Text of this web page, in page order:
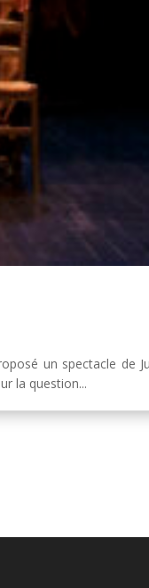
un spectacle de
la question...